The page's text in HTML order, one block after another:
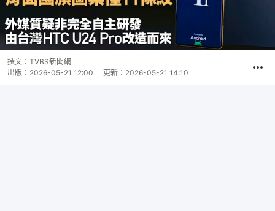
撰文： TVBS新聞網
出版： 2026-05-21 12:00 更新： 2026-05-21 14:10